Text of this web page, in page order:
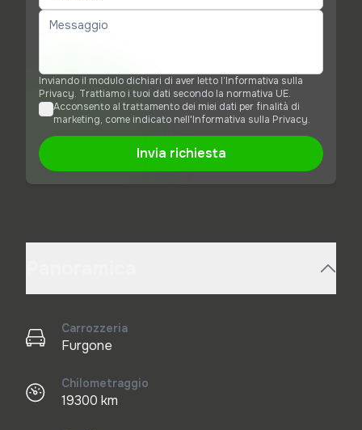
Inviando il modulo dichiari di aver letto l’Informativa sulla
Privacy. Trattiamo i tuoi dati secondo la normativa UE.
Acconsento al trattamento dei miei dati per finalità di
marketing, come indicato nell'Informativa sulla Privacy.
Invia richiesta
Carrozzeria
Furgone
Chilometraggio
19300 km